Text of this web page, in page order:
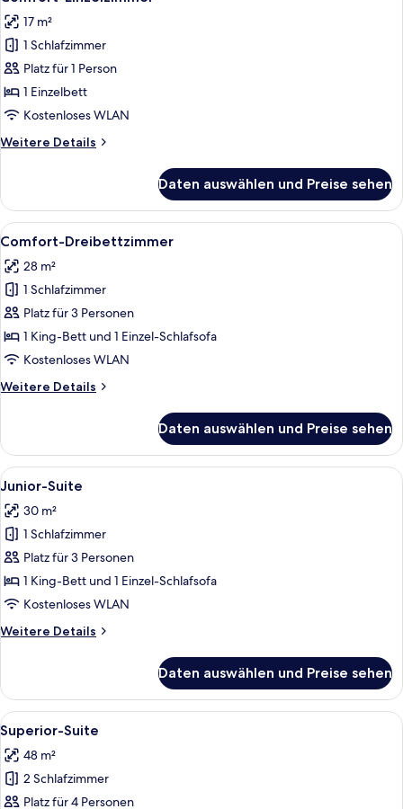
Fotos
für
Comfort-
Einzelzimmer
anzeigen
17 m²
1 Schlafzimmer
Platz für 1 Person
1 Einzelbett
Kostenloses WLAN
Weitere Details
Weitere
Einzelzimmer
Daten auswählen und Preise sehen
Alle
Fotos
für
Comfort-
Dreibettzimmer
anzeigen
Ein Hotelzimmer mit Bett,
4
Comfort-Dreibettzimmer
28 m²
1 Schlafzimmer
Platz für 3 Personen
1 King-Bett und 1 Einzel-Schlafsofa
Kostenloses WLAN
Weitere Details
Weitere
Dreibettzimmer
Daten auswählen und Preise sehen
Alle
Fotos
für
Junior-
Suite
anzeigen
Ein Hotelzimmer mit einem
4
Junior-Suite
30 m²
1 Schlafzimmer
Platz für 3 Personen
1 King-Bett und 1 Einzel-Schlafsofa
Kostenloses WLAN
Weitere Details
Weitere
Suite
Daten auswählen und Preise sehen
Alle
Fotos
für
Superior-
Suite
Ein Hotelzimmer mit blauem,
6
Superior-Suite
48 m²
2 Schlafzimmer
Platz für 4 Personen